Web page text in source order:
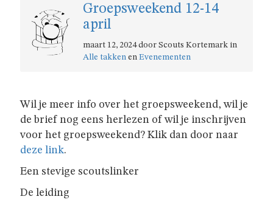
KABOUTERS
WELPEN
JONGVERKENNERS
GIVERS
Groepsweekend 12-14
april
maart 12, 2024 door Scouts Kortemark in
Alle takken en Evenementen
Wil je meer info over het groepsweekend, wil je
de brief nog eens herlezen of wil je inschrijven
voor het groepsweekend? Klik dan door naar
deze link.
Een stevige scoutslinker
De leiding